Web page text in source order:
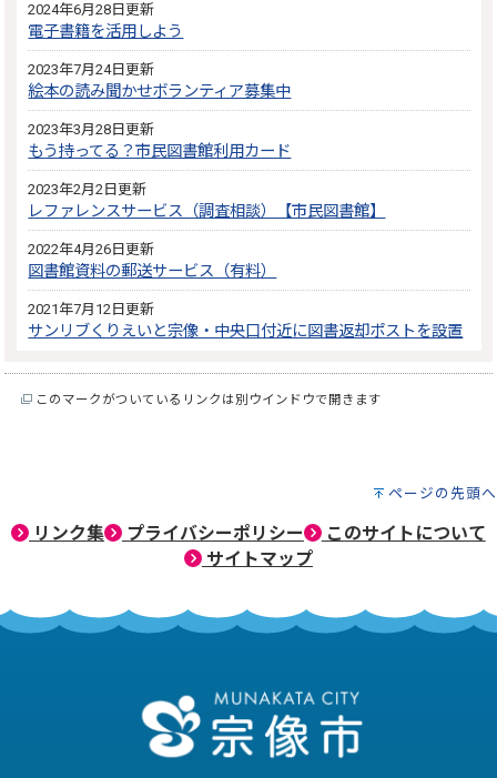
2024年6月28日更新
電子書籍を活用しよう
2023年7月24日更新
絵本の読み聞かせボランティア募集中
2023年3月28日更新
もう持ってる？市民図書館利用カード
2023年2月2日更新
レファレンスサービス（調査相談）【市民図書館】
2022年4月26日更新
図書館資料の郵送サービス（有料）
2021年7月12日更新
サンリブくりえいと宗像・中央口付近に図書返却ポストを設置
このマークがついているリンクは別ウインドウで開きます
ページの先頭へ
リンク集 プライバシーポリシー
このサイトについて
サイトマップ